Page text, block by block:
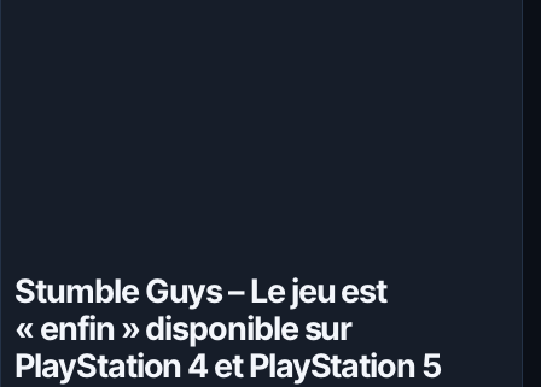
Stumble Guys – Le jeu est
« enfin » disponible sur
PlayStation 4 et PlayStation 5